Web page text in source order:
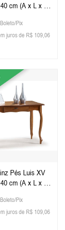
cm (A x L x P)
Boleto/Pix
juros de R$ 109,06
Pés Luis XV
cm (A x L x P)
Boleto/Pix
juros de R$ 109,06